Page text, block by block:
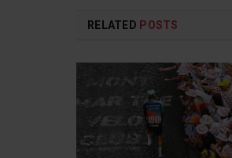
RELATED POSTS